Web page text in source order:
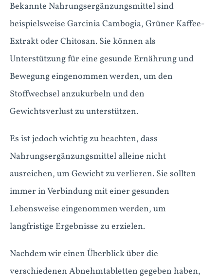
Bekannte Nahrungsergänzungsmittel sind
beispielsweise Garcinia Cambogia, Grüner Kaffee-
Extrakt oder Chitosan. Sie können als
Unterstützung für eine gesunde Ernährung und
Bewegung eingenommen werden, um den
Stoffwechsel anzukurbeln und den
Gewichtsverlust zu unterstützen.
Es ist jedoch wichtig zu beachten, dass
Nahrungsergänzungsmittel alleine nicht
ausreichen, um Gewicht zu verlieren. Sie sollten
immer in Verbindung mit einer gesunden
Lebensweise eingenommen werden, um
langfristige Ergebnisse zu erzielen.
Nachdem wir einen Überblick über die
verschiedenen Abnehmtabletten gegeben haben,